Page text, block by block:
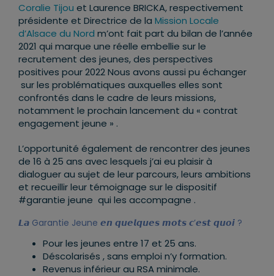
Coralie Tijou et Laurence BRICKA, respectivement
présidente et Directrice de la Mission Locale
d’Alsace du Nord m’ont fait part du bilan de l’année
2021 qui marque une réelle embellie sur le
recrutement des jeunes, des perspectives
positives pour 2022 Nous avons aussi pu échanger
sur les problématiques auxquelles elles sont
confrontés dans le cadre de leurs missions,
notamment le prochain lancement du « contrat
engagement jeune » .
L’opportunité également de rencontrer des jeunes
de 16 à 25 ans avec lesquels j’ai eu plaisir à
dialoguer au sujet de leur parcours, leurs ambitions
et recueillir leur témoignage sur le dispositif
#garantie jeune qui les accompagne .
𝙇𝙖 Garantie Jeune 𝙚𝙣 𝙦𝙪𝙚𝙡𝙦𝙪𝙚𝙨 𝙢𝙤𝙩𝙨 𝙘’𝙚𝙨𝙩 𝙦𝙪𝙤𝙞 ?
Pour les jeunes entre 17 et 25 ans.
Déscolarisés , sans emploi n’y formation.
Revenus inférieur au RSA minimale.